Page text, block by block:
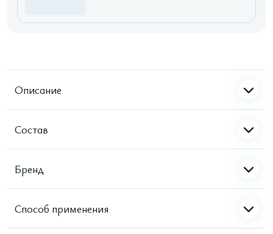
Описание
Состав
Бренд
Способ применения